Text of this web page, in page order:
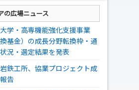
の広場ニュース
学・高専機能強化支援事業
換基金）の成長分野転換枠・通
況・選定結果を発表
鉄工所、協業プロジェクト成
告